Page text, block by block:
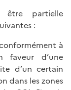
être partielle
:
à
faveur d’une
d’un certain
dans les zones